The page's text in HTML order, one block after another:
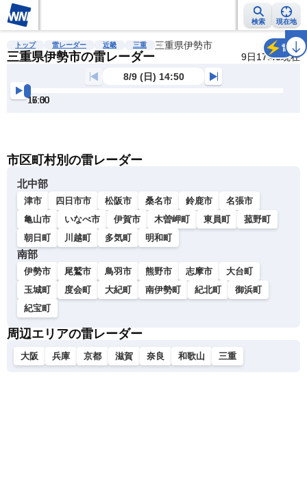
検索 現在地
雨雲レーダー 台風情報 地震情報 警報・注意報 2週間天気 ラ
トップ 雷レーダー 近畿 三重 三重県伊勢市
三重県伊勢市の雷レーダー 9日17:40現在
雷
8/9 (日) 14:50
15:00
15:30
16:00
16:30
17:00
17:30
市区町村別の雷レーダー
北中部
津市 四日市市 松阪市 桑名市 鈴鹿市
名張市
亀山市
いなべ市 伊賀市 木曽岬町 東員町
菰野町
朝日町
川越町 多気町 明和町
南部
伊勢市 尾鷲市 鳥羽市 熊野市 志摩市
大台町
玉城町
度会町 大紀町 南伊勢町 紀北町
御浜町
紀宝町
周辺エリアの雷レーダー
大阪 兵庫 京都 滋賀 奈良 和歌山 三重